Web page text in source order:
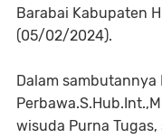
Barabai Kabupaten
(05/02/2024).
Dalam sambutannya
wisuda Purna